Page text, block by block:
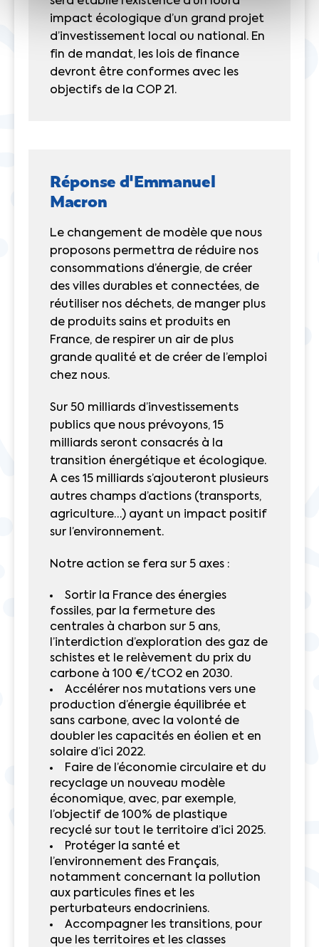
impact écologique d’un grand projet
d’investissement local ou national. En
fin de mandat, les lois de finance
devront être conformes avec les
objectifs de la COP 21.
Réponse d'Emmanuel
Macron
Le changement de modèle que nous
proposons permettra de réduire nos
consommations d’énergie, de créer
des villes durables et connectées, de
réutiliser nos déchets, de manger plus
de produits sains et produits en
France, de respirer un air de plus
grande qualité et de créer de l’emploi
chez nous.
Sur 50 milliards d’investissements
publics que nous prévoyons, 15
milliards seront consacrés à la
transition énergétique et écologique.
A ces 15 milliards s’ajouteront plusieurs
autres champs d’actions (transports,
agriculture…) ayant un impact positif
sur l’environnement.
Notre action se fera sur 5 axes :
Sortir la France des énergies
fossiles, par la fermeture des
centrales à charbon sur 5 ans,
l’interdiction d’exploration des gaz de
schistes et le relèvement du prix du
carbone à 100 €/tCO2 en 2030.
Accélérer nos mutations vers une
production d’énergie équilibrée et
sans carbone, avec la volonté de
doubler les capacités en éolien et en
solaire d’ici 2022.
Faire de l’économie circulaire et du
recyclage un nouveau modèle
économique, avec, par exemple,
l’objectif de 100% de plastique
recyclé sur tout le territoire d’ici 2025.
Protéger la santé et
l’environnement des Français,
notamment concernant la pollution
aux particules fines et les
perturbateurs endocriniens.
Accompagner les transitions, pour
que les territoires et les classes